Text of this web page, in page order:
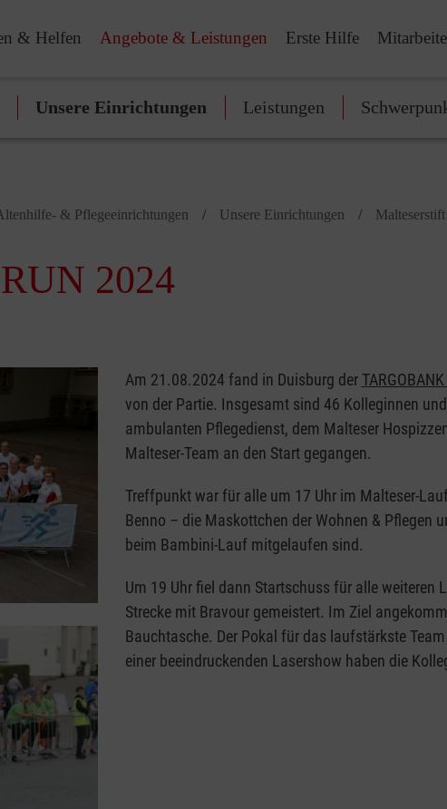
& Helfen Angebote & Leistungen Erste Hilfe
Unsere Einrichtungen Leistungen
& Pflegeeinrichtungen Unsere Einrichtungen
2024
Am 21.08.2024 fand in Duisburg der
von der Partie. Insgesamt sind 46 Kolleginnen
ambulanten Pflegedienst, dem Malteser
Malteser-Team an den Start gegangen.
Treffpunkt war für alle um 17 Uhr im Malteser-
Benno – die Maskottchen der Wohnen & Pflegen
beim Bambini-Lauf mitgelaufen sind.
Um 19 Uhr fiel dann Startschuss für alle
Strecke mit Bravour gemeistert. Im Ziel
Bauchtasche. Der Pokal für das laufstärkste
einer beeindruckenden Lasershow haben die